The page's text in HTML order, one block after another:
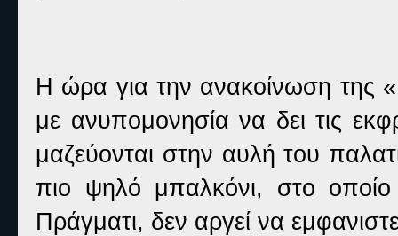
Η ώρα για την ανακοίνωση της
με ανυπομονησία να δει τις
μαζεύονται στην αυλή του
πιο ψηλό μπαλκόνι, στο
Πράγματι, δεν αργεί να